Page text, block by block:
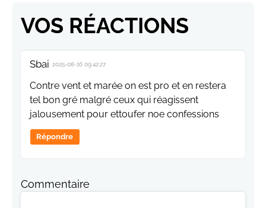
VOS RÉACTIONS
Sbai 2025-08-16 09:42:27
Contre vent et marée on est pro et en restera
tel bon gré malgré ceux qui réagissent
jalousement pour ettoufer noe confessions
Répondre
Commentaire